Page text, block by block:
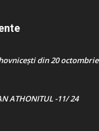
din 20 octombrie
ATHONITUL -11/ 24